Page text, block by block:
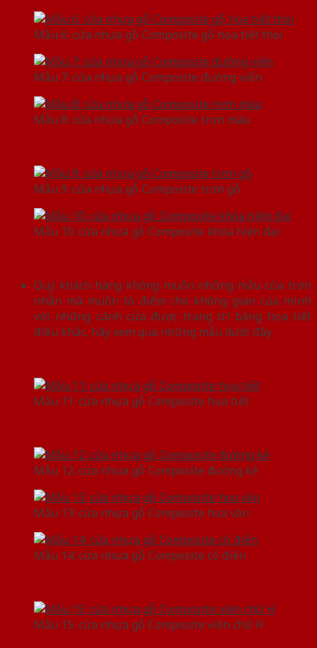
Mẫu 6: cửa nhựa gỗ Composite gỗ họa tiết thoi
Mẫu 7: cửa nhựa gỗ Composite đường viển
Mẫu 8: cửa nhựa gỗ Composite trơn màu
Mẫu 9: cửa nhựa gỗ Composite trơn gỗ
Mẫu 10: cửa nhựa gỗ Composite khóa hiện đại
Quý khách hàng không muốn những mẫu cửa trơn
nhẵn mà muốn tô điểm cho không gian của mình
với những cánh cửa được trang trí bằng họa tiết
điêu khắc, hãy xem qua những mẫu dưới đây.
Mẫu 11: cửa nhựa gỗ Composite họa tiết
Mẫu 12: cửa nhựa gỗ Composite đường kẻ
Mẫu 13: cửa nhựa gỗ Composite hoa văn
Mẫu 14: cửa nhựa gỗ Composite cổ điển
Mẫu 15: cửa nhựa gỗ Composite viền chữ H